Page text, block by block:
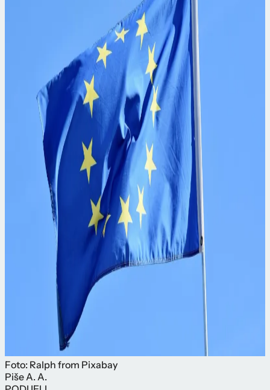
Foto: Ralph from Pixabay
PišeA. A.